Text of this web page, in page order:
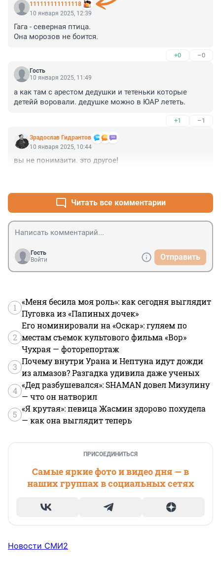
111111111111118
10 января 2025, 12:39
Гага - северная птица.
Она морозов не боится.
+0 –0
Гость
10 января 2025, 11:49
а как там с арестом дедушки и тетеньки которые
детейй воровали. дедушке можно в ЮАР лететь.
+1 –1
Зрадослав Гидрантов
10 января 2025, 10:44
вы не понимаити. это другое!
Читать все комментарии
Гость
Войти
Отправить
1
«Меня бесила моя роль»: как сегодня выглядит
Пуговка из «Папиных дочек»
2
Его номинировали на «Оскар»: гуляем по
местам съемок культового фильма «Вор»
Чухрая — фоторепортаж
3
Почему внутри Урана и Нептуна идут дожди
из алмазов? Разгадка удивила даже ученых
4
«Дед разбушевался»: SHAMAN довел Мизулину
— что он натворил
5
«Я крутая»: певица Жасмин здорово похудела
— как она выглядит теперь
ПРИСОЕДИНИТЬСЯ
Самые яркие фото и видео дня — в
наших группах в социальных сетях
Новости СМИ2